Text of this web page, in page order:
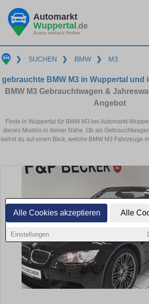
Alle Cookies akzeptieren Alle
Einstellungen
Automarkt
Wuppertal.de
Autos einfach finden
❯ SUCHEN ❯ BMW ❯ M3
gebrauchte BMW M3 in Wuppertal und
BMW M3 Gebrauchtwagen &
Angebot
Finde in Wuppertal für BMW M3 bei Automarkt-
dieses Models in deiner Nähe. Ob als
siehst du auf einen Blick, welche BMW M3 Fahrzeuge